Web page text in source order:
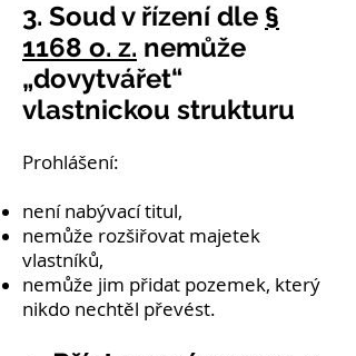
3. Soud v řízení dle §
1168 o. z. nemůže
„dovytvářet“
vlastnickou strukturu
Prohlášení:
není nabývací titul,
nemůže rozšiřovat majetek
vlastníků,
nemůže jim přidat pozemek, který
nikdo nechtěl převést.